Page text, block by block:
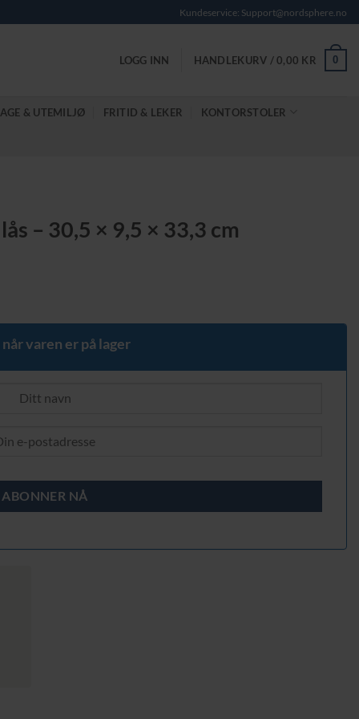
Kundeservice: Support@nordsphere.no
LOGG INN HANDLEKURV /0,00 KR 0
& UTEMILJØ FRITID & LEKER KONTORSTOLER
– 30,5 × 9,5 × 33,3 cm
varen er på lager